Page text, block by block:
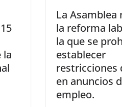
la
La Asamblea
la reforma
la que se
establecer
restricciones
en anuncios
empleo.